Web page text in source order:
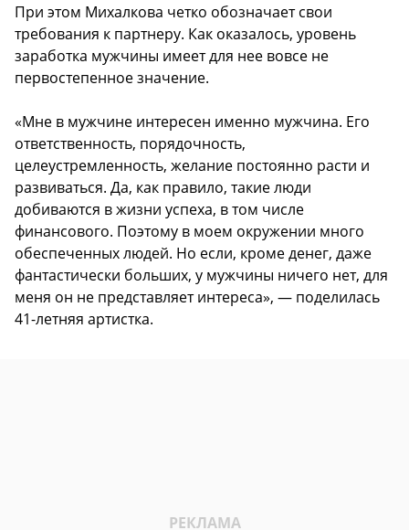
При этом Михалкова четко обозначает свои
требования к партнеру. Как оказалось, уровень
заработка мужчины имеет для нее вовсе не
первостепенное значение.
«Мне в мужчине интересен именно мужчина. Его
ответственность, порядочность,
целеустремленность, желание постоянно расти и
развиваться. Да, как правило, такие люди
добиваются в жизни успеха, в том числе
финансового. Поэтому в моем окружении много
обеспеченных людей. Но если, кроме денег, даже
фантастически больших, у мужчины ничего нет, для
меня он не представляет интереса», — поделилась
41-летняя артистка.